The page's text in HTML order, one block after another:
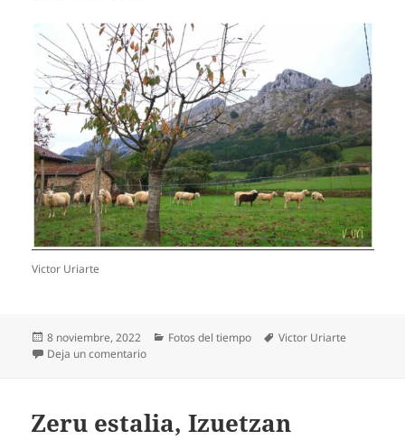
Victor Uriarte
Publicado
el
8 noviembre, 2022 Categorías
Fotos del tiempo Etiquetas
Victor Uriarte
Deja un comentarioen Euri tantak, Mendiola-Abadiñon
Zeru estalia, Izuetzan